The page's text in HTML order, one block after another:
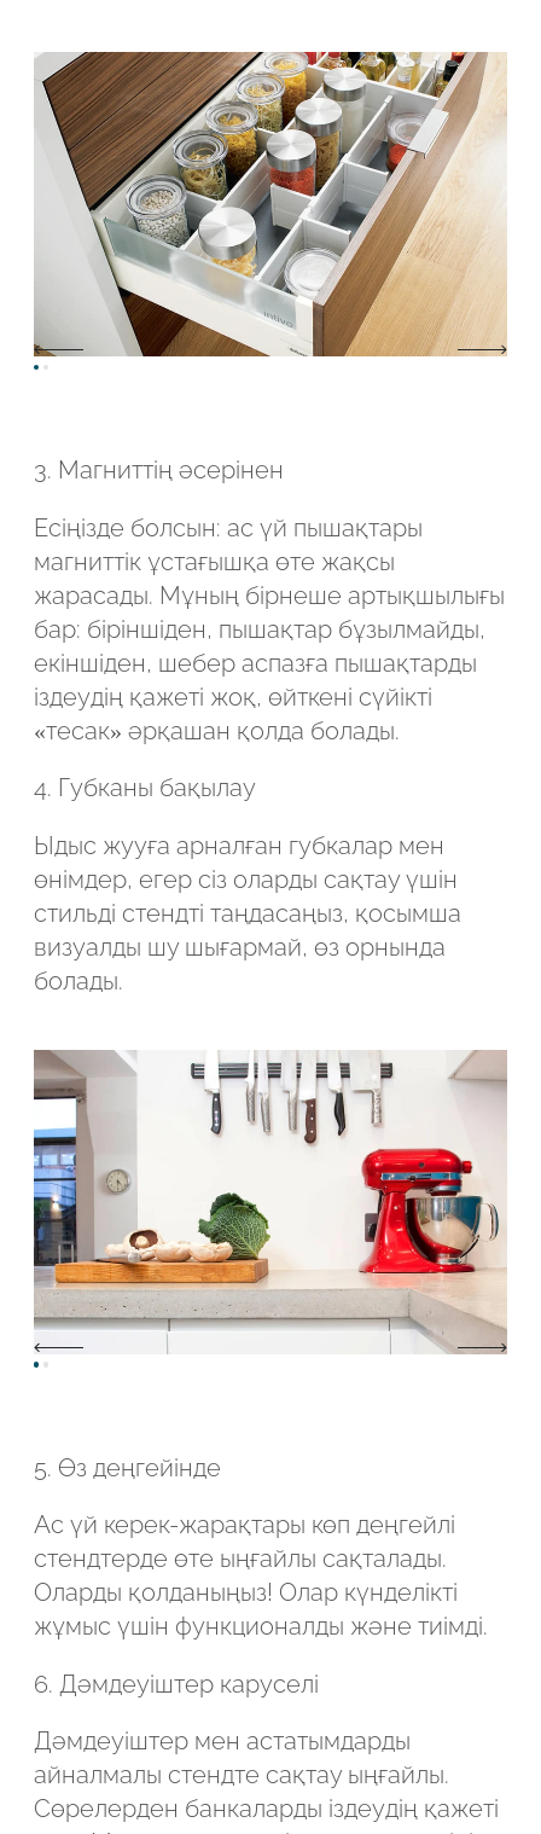
3. Магниттің әсерінен
Есіңізде болсын: ас үй пышақтары
магниттік ұстағышқа өте жақсы
жарасады. Мұның бірнеше артықшылығы
бар: біріншіден, пышақтар бұзылмайды,
екіншіден, шебер аспазға пышақтарды
іздеудің қажеті жоқ, өйткені сүйікті
«тесак» әрқашан қолда болады.
4. Губканы бақылау
Ыдыс жууға арналған губкалар мен
өнімдер, егер сіз оларды сақтау үшін
стильді стендті таңдасаңыз, қосымша
визуалды шу шығармай, өз орнында
болады.
5. Өз деңгейінде
Ас үй керек-жарақтары көп деңгейлі
стендтерде өте ыңғайлы сақталады.
Оларды қолданыңыз! Олар күнделікті
жұмыс үшін функционалды және тиімді.
6. Дәмдеуіштер каруселі
Дәмдеуіштер мен астатымдарды
айналмалы стендте сақтау ыңғайлы.
Сөрелерден банкаларды іздеудің қажеті